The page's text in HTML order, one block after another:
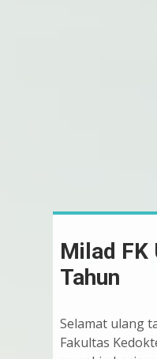
Milad FK
Tahun
Selamat ulang
Fakultas
PMB